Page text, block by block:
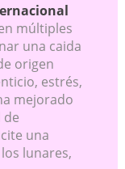
múltiples
una caida
origen
estrés,
mejorado
una
lunares,